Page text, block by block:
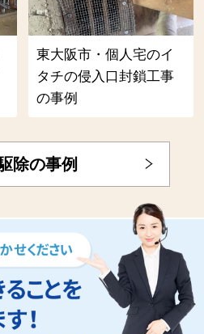
東大阪市・個人宅のイ
タチの侵入口封鎖工事
の事例
除の事例